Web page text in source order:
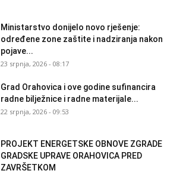
Ministarstvo donijelo novo rješenje:
određene zone zaštite i nadziranja nakon
pojave...
23 srpnja, 2026 - 08:17
Grad Orahovica i ove godine sufinancira
radne bilježnice i radne materijale...
22 srpnja, 2026 - 09:53
PROJEKT ENERGETSKE OBNOVE ZGRADE
GRADSKE UPRAVE ORAHOVICA PRED
ZAVRŠETKOM